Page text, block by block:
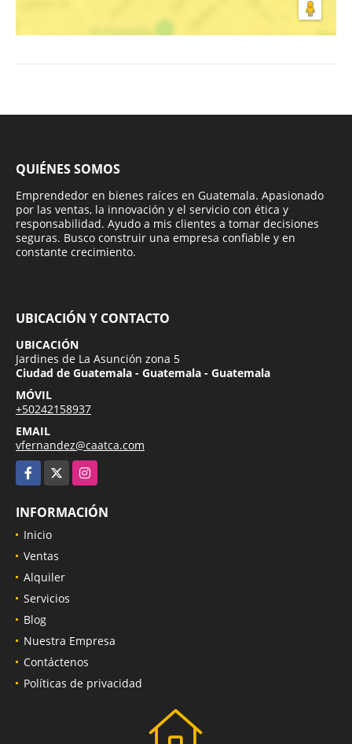
QUIÉNES SOMOS
Emprendedor en bienes raíces en Guatemala. Apasionado
por las ventas, la innovación y el servicio con ética y
responsabilidad. Ayudo a mis clientes a tomar decisiones
seguras. Busco construir una empresa confiable y en
constante crecimiento.
UBICACIÓN Y CONTACTO
UBICACIÓN
Jardines de La Asunción zona 5
Ciudad de Guatemala - Guatemala - Guatemala
MÓVIL
+50242158937
EMAIL
vfernandez@caatca.com
Facebook
Instagram
INFORMACIÓN
Inicio
Ventas
Alquiler
Servicios
Blog
Nuestra Empresa
Contáctenos
Políticas de privacidad